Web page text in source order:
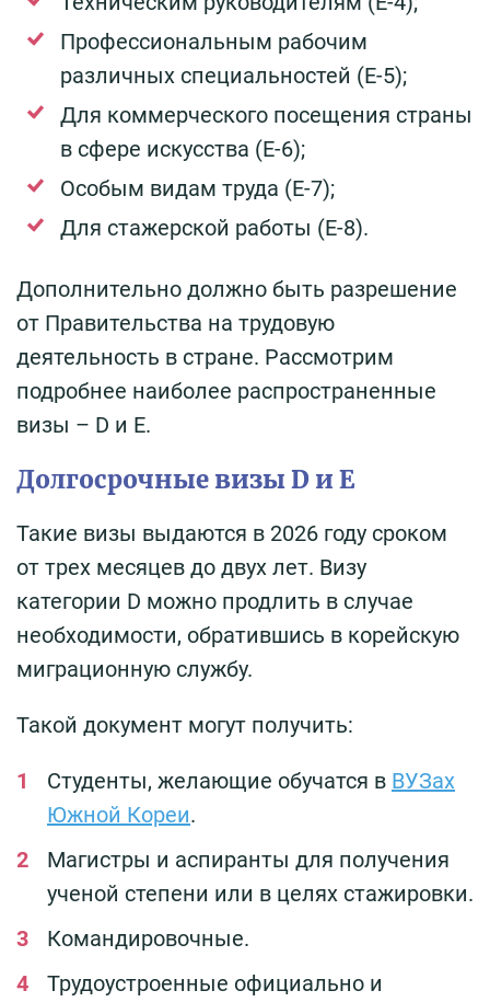
Профессиональным рабочим
различных специальностей (E-5);
Для коммерческого посещения страны
в сфере искусства (E-6);
Особым видам труда (E-7);
Для стажерской работы (E-8).
Дополнительно должно быть разрешение
от Правительства на трудовую
деятельность в стране. Рассмотрим
подробнее наиболее распространенные
визы – D и Е.
Долгосрочные визы D и Е
Такие визы выдаются в 2026 году сроком
от трех месяцев до двух лет. Визу
категории D можно продлить в случае
необходимости, обратившись в корейскую
миграционную службу.
Такой документ могут получить:
Студенты, желающие обучатся в ВУЗах
Южной Кореи.
Магистры и аспиранты для получения
ученой степени или в целях стажировки.
Командировочные.
Трудоустроенные официально и